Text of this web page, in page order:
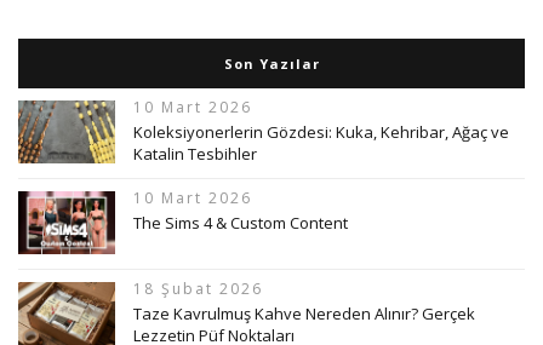
Son Yazılar
10 Mart 2026
Koleksiyonerlerin Gözdesi: Kuka, Kehribar, Ağaç ve
Katalin Tesbihler
10 Mart 2026
The Sims 4 & Custom Content
18 Şubat 2026
Taze Kavrulmuş Kahve Nereden Alınır? Gerçek
Lezzetin Püf Noktaları